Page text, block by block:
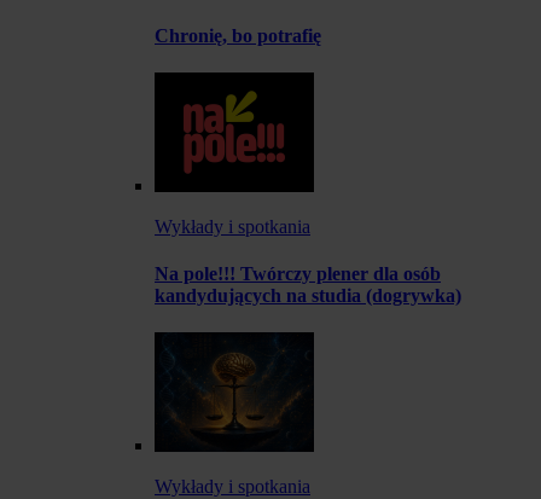
Chronię, bo potrafię
Wykłady i spotkania
Na pole!!! Twórczy plener dla osób
kandydujących na studia (dogrywka)
Wykłady i spotkania